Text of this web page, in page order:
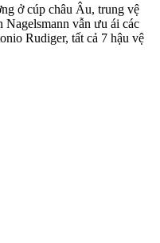
ở cúp châu Âu, trung vệ
vẫn ưu ái các
Rudiger, tất cả 7 hậu vệ